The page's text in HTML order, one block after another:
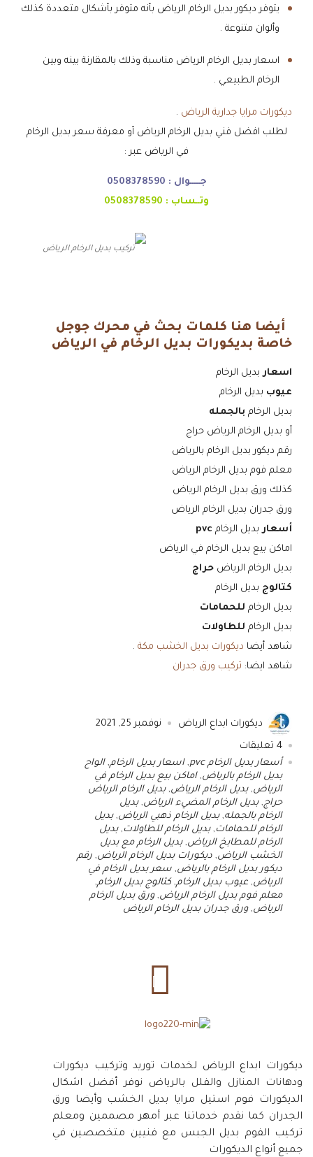
يتوفر ديكور بديل الرخام الرياض بأنه متوفر بأشكال متعددة كذلك
وألوان متنوعة .
اسعار بديل الرخام الرياض مناسبة وذلك بالمقارنة بينه وبين
الرخام الطبيعي .
ديكورات مرايا جدارية الرياض .
لطلب افضل فني بديل الرخام الرياض أو معرفة سعر بديل الرخام
في الرياض عبر :
جـــــوال : 0508378590
وتــساب : 0508378590
تركيب بديل الرخام الرياض
أيضا هنا كلمات بحث في محرك جوجل
خاصة بديكورات بديل الرخام في الرياض
اسعار بديل الرخام
عيوب بديل الرخام
بديل الرخام بالجمله
أو بديل الرخام الرياض حراج
رقم ديكور بديل الرخام بالرياض
معلم فوم بديل الرخام الرياض
كذلك ورق بديل الرخام الرياض
ورق جدران بديل الرخام الرياض
أسعار بديل الرخام pvc
اماكن بيع بديل الرخام في الرياض
بديل الرخام الرياض حراج
كتالوج بديل الرخام
بديل الرخام للحمامات
بديل الرخام للطاولات
شاهد أيضا ديكورات بديل الخشب مكة .
شاهد ايضا: تركيب ورق جدران
ديكورات ابداع الرياض نوفمبر 25, 2021
4 تعليقات
أسعار بديل الرخام pvc
,اسعار بديل الرخام,الواح
بديل الرخام بالرياض,اماكن بيع بديل الرخام في
الرياض,بديل الرخام الرياض,بديل الرخام الرياض
حراج,بديل الرخام المضيء الرياض,بديل
الرخام بالجمله,بديل الرخام ذهبي الرياض,بديل
الرخام للحمامات ,بديل الرخام للطاولات ,بديل
الرخام للمطابخ الرياض,بديل الرخام مع بديل
الخشب الرياض, ديكورات بديل الرخام الرياض, رقم
ديكور بديل الرخام بالرياض, سعر بديل الرخام في
الرياض, عيوب بديل الرخام, كتالوج بديل الرخام,
معلم فوم بديل الرخام الرياض,ورق بديل الرخام
الرياض,ورق جدران بديل الرخام الرياض
ديكورات ابداع الرياض لخدمات توريد وتركيب ديكورات
ودهانات المنازل والفلل بالرياض نوفر أفضل اشكال
الديكورات فوم استيل مرايا بديل الخشب وأيضا ورق
الجدران كما نقدم خدماتنا عبر أمهر مصممين ومعلم
تركيب الفوم بديل الجبس مع فنيين متخصصين في
جميع أنواع الديكورات